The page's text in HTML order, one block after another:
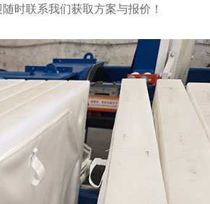
时联系我们获取方案与报价！